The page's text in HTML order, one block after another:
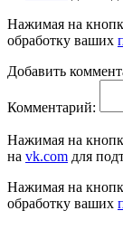
Нажимая на
обработку ваших
Добавить
Комментарий:
Нажимая на
на vk.com для
Нажимая на
обработку ваших